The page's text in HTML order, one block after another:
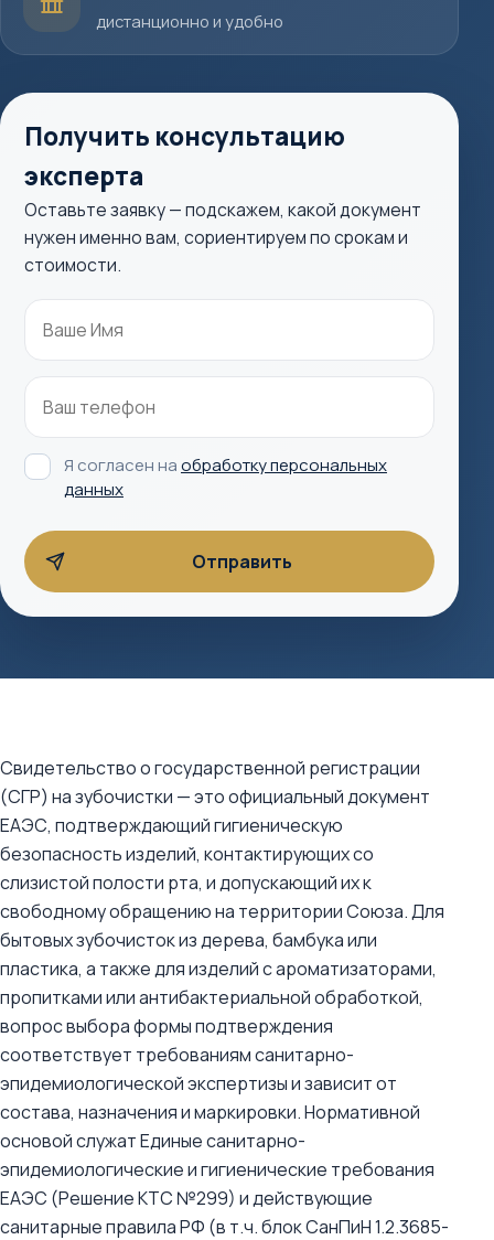
дистанционно и удобно
Получить консультацию
эксперта
Оставьте заявку — подскажем, какой документ
нужен именно вам, сориентируем по срокам и
стоимости.
Я согласен наобработку персональных
данных
Свидетельство о государственной регистрации
(СГР) на зубочистки — это официальный документ
ЕАЭС, подтверждающий гигиеническую
безопасность изделий, контактирующих со
слизистой полости рта, и допускающий их к
свободному обращению на территории Союза. Для
бытовых зубочисток из дерева, бамбука или
пластика, а также для изделий с ароматизаторами,
пропитками или антибактериальной обработкой,
вопрос выбора формы подтверждения
соответствует требованиям санитарно-
эпидемиологической экспертизы и зависит от
состава, назначения и маркировки. Нормативной
основой служат Единые санитарно-
эпидемиологические и гигиенические требования
ЕАЭС (Решение КТС №299) и действующие
санитарные правила РФ (в т.ч. блок СанПиН 1.2.3685-